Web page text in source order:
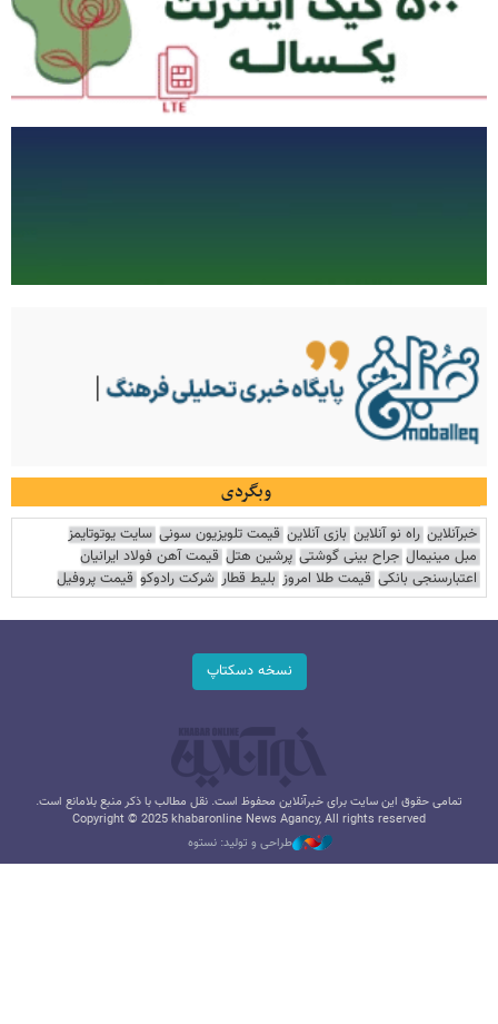
وبگردی
خبرآنلاین راه نو آنلاین بازی آنلاین قیمت تلویزیون سونی سایت یوتوتایمز
مبل مینیمال جراح بینی گوشتی پرشین هتل قیمت آهن فولاد ایرانیان
اعتبارسنجی بانکی قیمت طلا امروز بلیط قطار شرکت رادوکو قیمت پروفیل
نسخه دسکتاپ
تمامی حقوق این سایت برای خبرآنلاین محفوظ است. نقل مطالب با ذکر منبع بلامانع است.
Copyright © 2025 khabaronline News Agancy, All rights reserved
طراحی و تولید: نستوه